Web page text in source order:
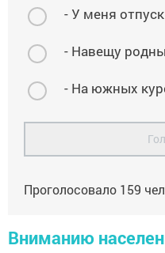
- У меня
- Навещу
- На южных
Проголосовало 159
Вниманию